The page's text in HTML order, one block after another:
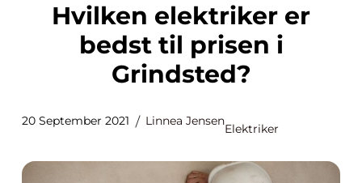
Hvilken elektriker er
bedst til prisen i
Grindsted?
20 September 2021 Linnea Jensen
Elektriker